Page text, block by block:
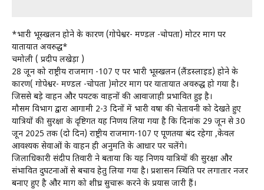
*भारी भूस्खलन होने के कारण (गोपेश्वर- मण्डल -चोपता) मोटर मार्ग पर
यातायात अवरुद्ध*
चमोली ( प्रदीप लखेड़ा )
28 जून को राष्ट्रीय राजमार्ग -107 ए पर भारी भूस्खलन (लैंडस्लाइड) होने के
कारण( गोपेश्वर- मण्डल -चोपता )मोटर मार्ग पर यातायात अवरुद्ध हो गया है।
जिससे बड़े वाहन और पर्यटक वाहनों की आवाजाही प्रभावित हुई है।
मौसम विभाग द्वारा आगामी 2-3 दिनों में भारी वर्षा की चेतावनी को देखते हुए
यात्रियों की सुरक्षा के दृष्टिगत यह निर्णय लिया गया है कि दिनांक 29 जून से 30
जून 2025 तक (दो दिन) राष्ट्रीय राजमार्ग-107 ए पूर्णतया बंद रहेगा ,केवल
आवश्यक सेवाओं के वाहन ही अनुमति के आधार पर चलेंगे।
जिलाधिकारी संदीप तिवारी ने बताया कि यह निर्णय यात्रियों की सुरक्षा और
संभावित दुर्घटनाओं से बचाव हेतु लिया गया है। प्रशासन स्थिति पर लगातार नजर
बनाए हुए है और मार्ग को शीघ्र सुचारू करने के प्रयास जारी हैं।